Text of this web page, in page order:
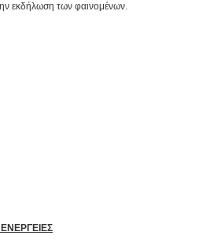
εκδήλωση των φαινομένων.